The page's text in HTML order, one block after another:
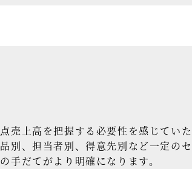
売上高を把握する必要性を感じていた
別、担当者別、得意先別など一定の
手だてがより明確になります。